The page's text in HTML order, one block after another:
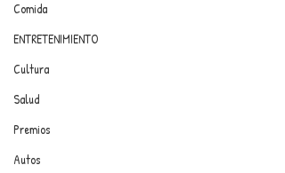
Comida
ENTRETENIMIENTO
Cultura
Salud
Premios
Autos